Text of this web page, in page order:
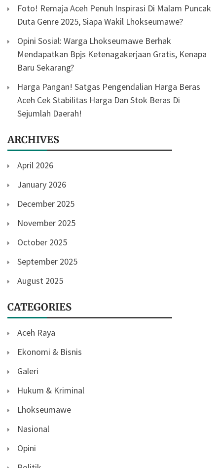
Foto! Remaja Aceh Penuh Inspirasi Di Malam Puncak
Duta Genre 2025, Siapa Wakil Lhokseumawe?
Opini Sosial: Warga Lhokseumawe Berhak
Mendapatkan Bpjs Ketenagakerjaan Gratis, Kenapa
Baru Sekarang?
Harga Pangan! Satgas Pengendalian Harga Beras
Aceh Cek Stabilitas Harga Dan Stok Beras Di
Sejumlah Daerah!
ARCHIVES
April 2026
January 2026
December 2025
November 2025
October 2025
September 2025
August 2025
CATEGORIES
Aceh Raya
Ekonomi & Bisnis
Galeri
Hukum & Kriminal
Lhokseumawe
Nasional
Opini